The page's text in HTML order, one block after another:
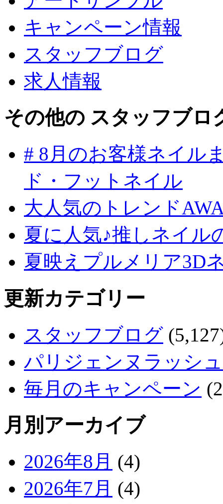
キャンペーン情報
スタッフブログ
求人情報
その他の スタッフブロ
# 8月のお客様ネイル
ド・フットネイル
大人気のトレンド
夏に人気♪推しネイル
夏映えプルメリア3D
更新カテゴリー
スタッフブログ
パリジェンヌラッシ
毎月のキャンペーン
月別アーカイブ
2026年8月 (4)
2026年7月 (4)